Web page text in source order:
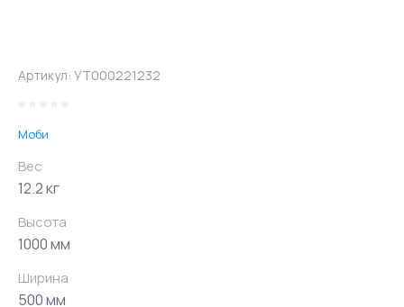
Артикул: УТ000221232
Моби
Вес
12.2 кг
Высота
1000 мм
Ширина
500 мм